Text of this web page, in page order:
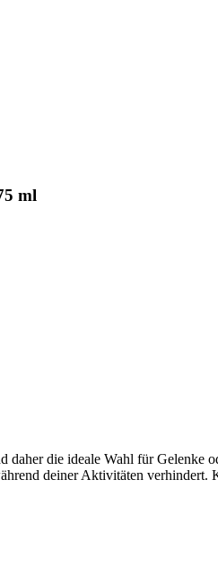
ml
daher die ideale Wahl für
deiner Aktivitäten